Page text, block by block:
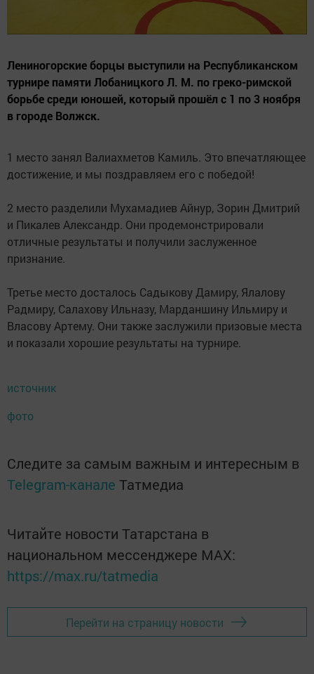
Лениногорские борцы выступили на Республиканском
турнире памяти Лобаницкого Л. М. по греко-римской
борьбе среди юношей, который прошёл с 1 по 3 ноября
в городе Волжск.
1 место занял Валиахметов Камиль. Это впечатляющее
достижение, и мы поздравляем его с победой!
2 место разделили Мухамадиев Айнур, Зорин Дмитрий
и Пикалев Александр. Они продемонстрировали
отличные результаты и получили заслуженное
признание.
Третье место досталось Садыкову Дамиру, Ялалову
Радмиру, Салахову Ильназу, Марданшину Ильмиру и
Власову Артему. Они также заслужили призовые места
и показали хорошие результаты на турнире.
источник
фото
Следите за самым важным и интересным в
Telegram-канале Татмедиа
Читайте новости Татарстана в
национальном мессенджере MАХ:
https://max.ru/tatmedia
Перейти на страницу новости